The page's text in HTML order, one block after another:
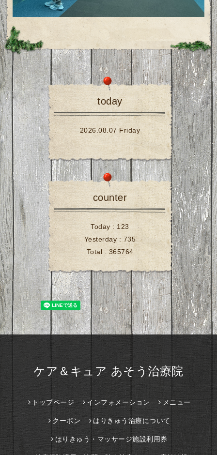
today
2026.08.07 Friday
counter
Today : 123
Yesterday : 735
Total : 365764
ケア＆キュア あそう治療院
トップページ インフォメーション メニュー
クーポン はりきゅう治療について
はりきゅう・マッサージ施設利用券